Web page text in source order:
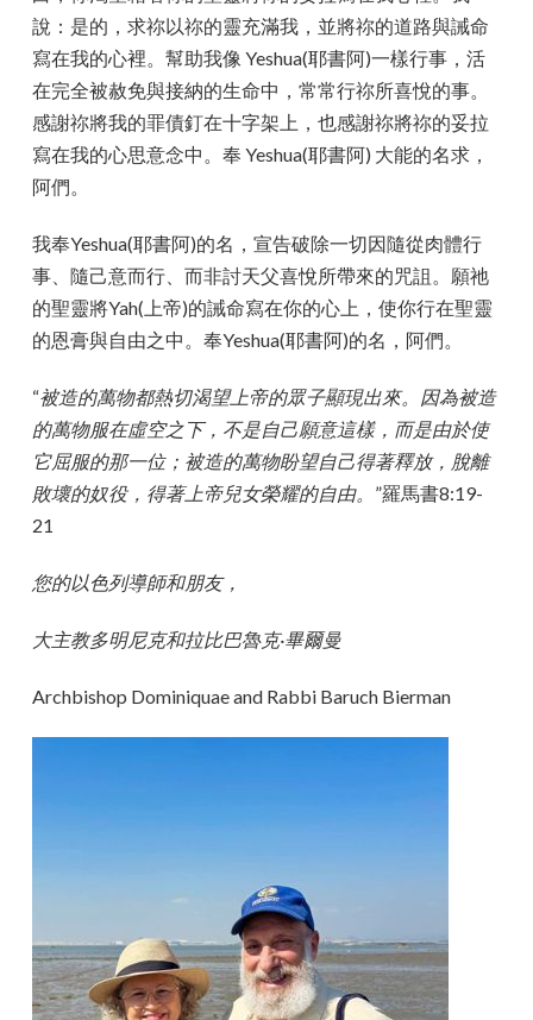
說：是的，求祢以祢的靈充滿我，並將祢的道路與誡命
寫在我的心裡。幫助我像 Yeshua(耶書阿)一樣行事，活
在完全被赦免與接納的生命中，常常行祢所喜悅的事。
感謝祢將我的罪債釘在十字架上，也感謝祢將祢的妥拉
寫在我的心思意念中。奉 Yeshua(耶書阿) 大能的名求，
阿們。
我奉Yeshua(耶書阿)的名，宣告破除一切因隨從肉體行
事、隨己意而行、而非討天父喜悅所帶來的咒詛。願祂
的聖靈將Yah(上帝)的誡命寫在你的心上，使你行在聖靈
的恩膏與自由之中。奉Yeshua(耶書阿)的名，阿們。
“被造的萬物都熱切渴望上帝的眾子顯現出來。因為被造
的萬物服在虛空之下，不是自己願意這樣，而是由於使
它屈服的那一位；被造的萬物盼望自己得著釋放，脫離
敗壞的奴役，得著上帝兒女榮耀的自由。 ”羅馬書8:19-
21
您的以色列導師和朋友，
大主教多明尼克和拉比巴魯克·畢爾曼
Archbishop Dominiquae and Rabbi Baruch Bierman